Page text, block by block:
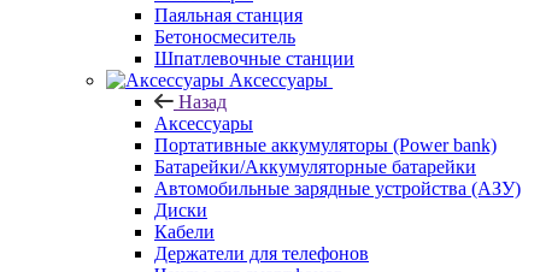
Паяльная станция
Бетоносмеситель
Шпатлевочные станции
Аксессуары
Назад
Аксессуары
Портативные аккумуляторы (Power bank)
Батарейки/Аккумуляторные батарейки
Автомобильные зарядные устройства (АЗУ)
Диски
Кабели
Держатели для телефонов